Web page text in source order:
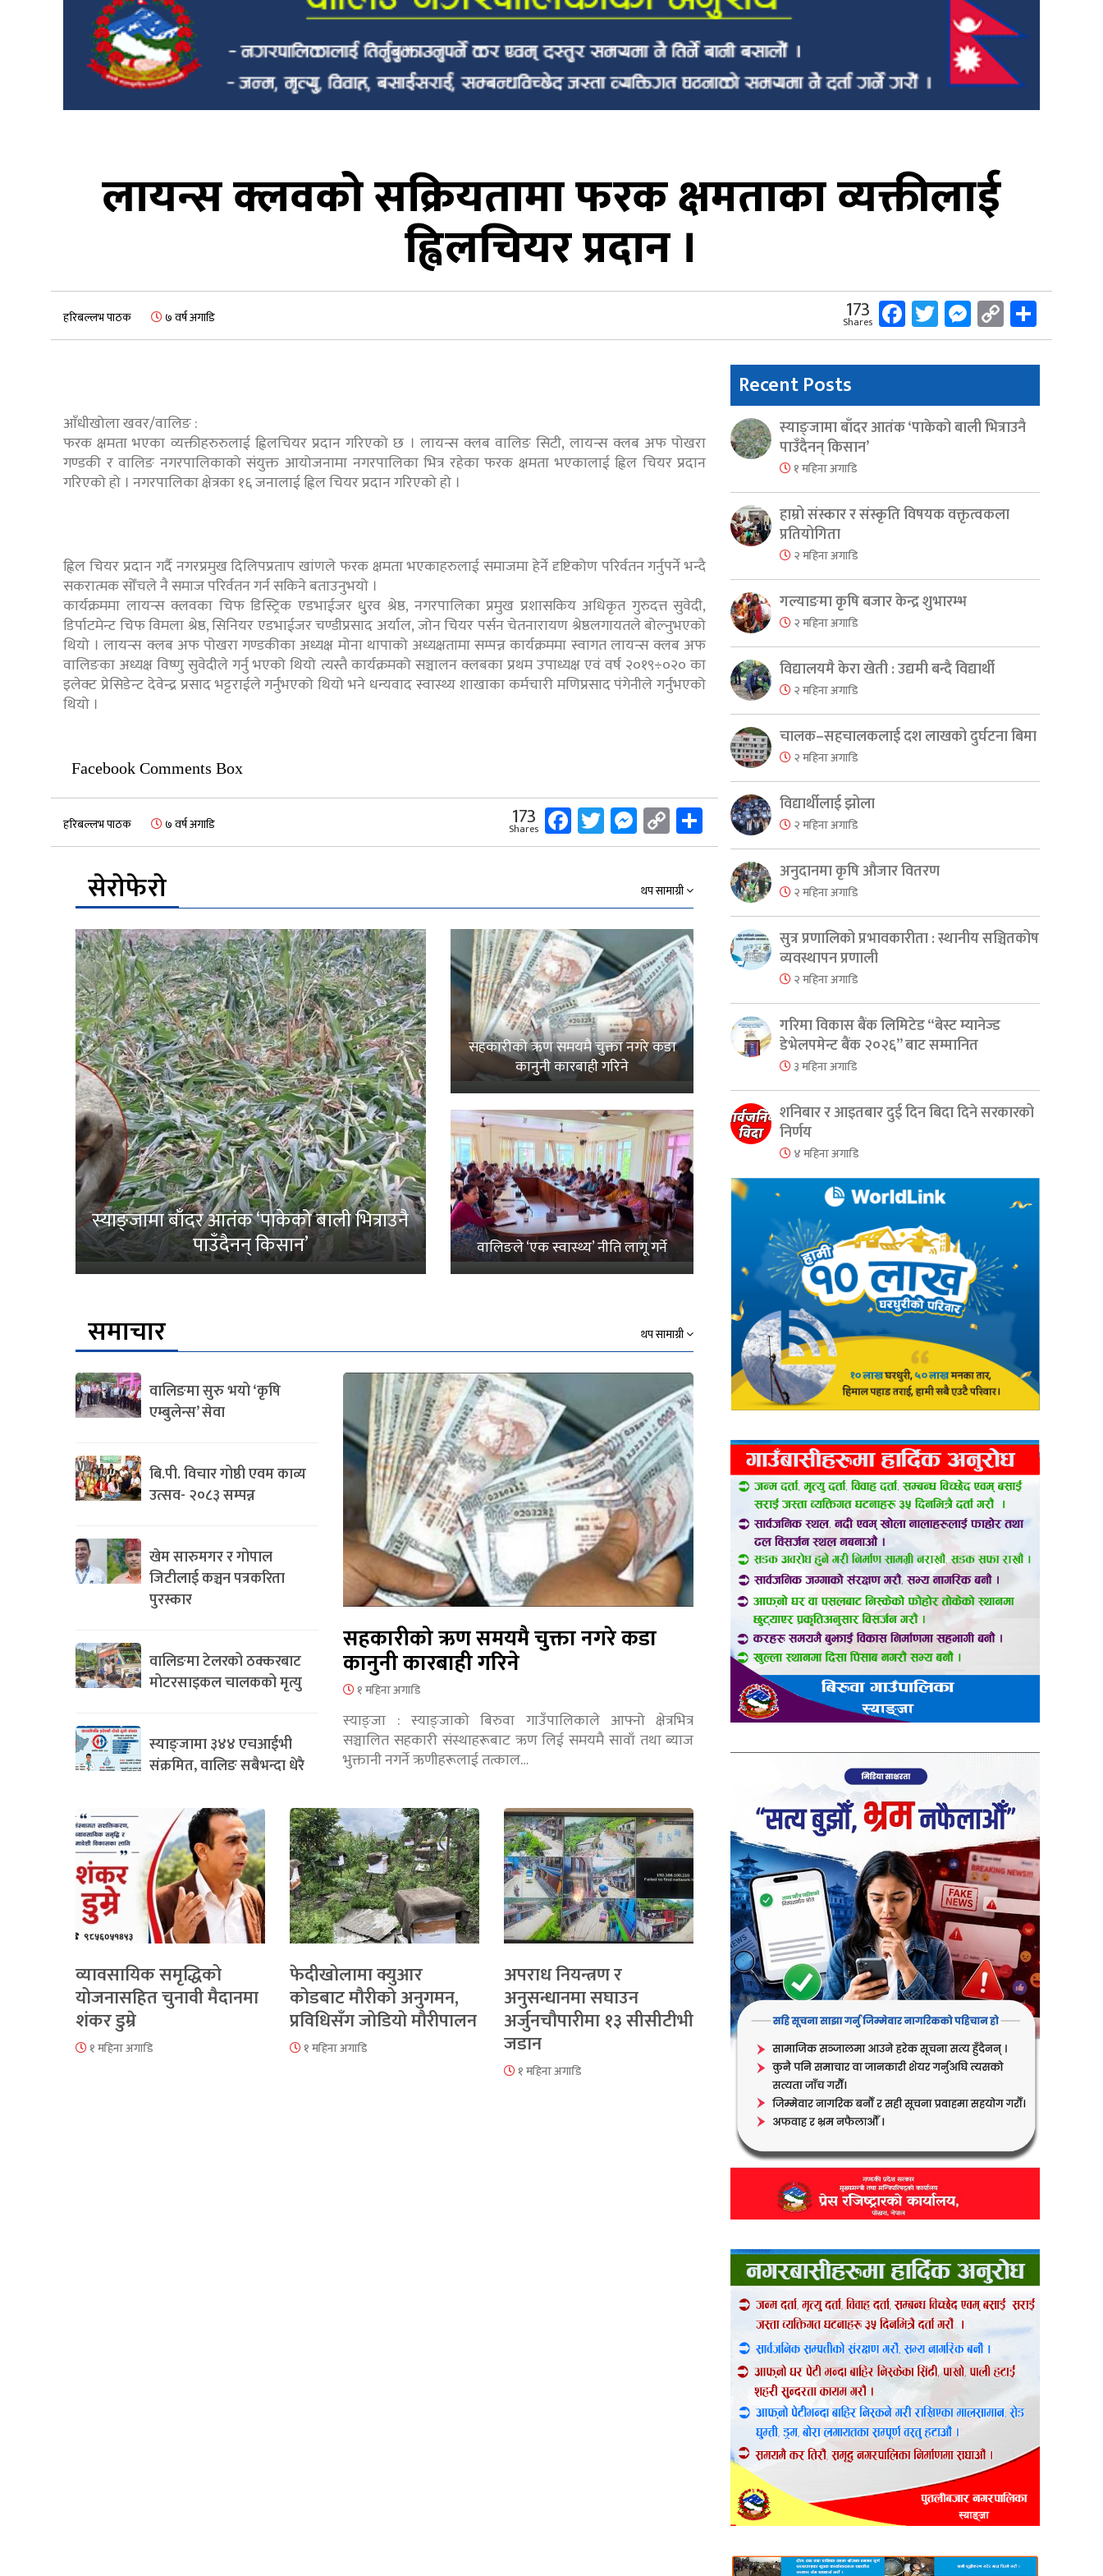
लायन्स क्लवको सक्रियतामा फरक क्षमताका व्यक्तीलाई
ह्विलचियर प्रदान ।
हरिबल्लभ पाठक ७ वर्ष अगाडि 173
Shares Facebook
Twitter
Messenger
Copy
Link
आँधीखोला खवर/वालिङ :
फरक क्षमता भएका व्यक्तीहरुरुलाई ह्विलचियर प्रदान गरिएको छ । लायन्स क्लब वालिङ सिटी, लायन्स क्लब अफ पोखरा
गण्डकी र वालिङ नगरपालिकाको संयुक्त आयोजनामा नगरपालिका भित्र रहेका फरक क्षमता भएकालाई ह्विल चियर प्रदान
गरिएको हो । नगरपालिका क्षेत्रका १६ जनालाई ह्विल चियर प्रदान गरिएको हो ।
ह्विल चियर प्रदान गर्दै नगरप्रमुख दिलिपप्रताप खांणले फरक क्षमता भएकाहरुलाई समाजमा हेर्ने दृष्टिकोण परिर्वतन गर्नुपर्ने भन्दै
सकरात्मक सोँचले नै समाज परिर्वतन गर्न सकिने बताउनुभयो ।
कार्यक्रममा लायन्स क्लवका चिफ डिस्ट्रिक एडभाईजर धु्रव श्रेष्ठ, नगरपालिका प्रमुख प्रशासकिय अधिकृत गुरुदत्त सुवेदी,
डिर्पाटमेन्ट चिफ विमला श्रेष्ठ, सिनियर एडभाईजर चण्डीप्रसाद अर्याल, जोन चियर पर्सन चेतनारायण श्रेष्ठलगायतले बोल्नुभएको
थियो । लायन्स क्लब अफ पोखरा गण्डकीका अध्यक्ष मोना थापाको अध्यक्षतामा सम्पन्न कार्यक्रममा स्वागत लायन्स क्लब अफ
वालिङका अध्यक्ष विष्णु सुवेदीले गर्नु भएको थियो त्यस्तै कार्यक्रमको सञ्चालन क्लबका प्रथम उपाध्यक्ष एवं वर्ष २०१९÷०२० का
इलेक्ट प्रेसिडेन्ट देवेन्द्र प्रसाद भट्टराईले गर्नुभएको थियो भने धन्यवाद स्वास्थ्य शाखाका कर्मचारी मणिप्रसाद पंगेनीले गर्नुभएको
थियो ।
Facebook Comments Box
हरिबल्लभ पाठक ७ वर्ष अगाडि 173
Shares Facebook
Twitter
Messenger
Copy
Link
Share
सेरोफेरो
थप सामाग्री
स्याङ्जामा बाँदर आतंक ‘पाकेको बाली भित्राउनै
पाउँदैनन् किसान’
सहकारीको ऋण समयमै चुक्ता नगरे कडा
कानुनी कारबाही गरिने
वालिङले ‘एक स्वास्थ्य’ नीति लागू गर्ने
समाचार थप सामाग्री
वालिङमा सुरु भयो ‘कृषि
एम्बुलेन्स’ सेवा
बि.पी. विचार गोष्ठी एवम काव्य
उत्सव- २०८३ सम्पन्न
खेम सारुमगर र गोपाल
जिटीलाई कञ्चन पत्रकरिता
पुरस्कार
वालिङमा टेलरको ठक्करबाट
मोटरसाइकल चालकको मृत्यु
स्याङ्जामा ३४४ एचआईभी
संक्रमित, वालिङ सबैभन्दा धेरै
सहकारीको ऋण समयमै चुक्ता नगरे कडा
कानुनी कारबाही गरिने
१ महिना अगाडि
स्याङ्जा : स्याङ्जाको बिरुवा गाउँपालिकाले आफ्नो क्षेत्रभित्र
सञ्चालित सहकारी संस्थाहरूबाट ऋण लिई समयमै सावाँ तथा ब्याज
भुक्तानी नगर्ने ऋणीहरूलाई तत्काल…
व्यावसायिक समृद्धिको
योजनासहित चुनावी मैदानमा
शंकर डुम्रे
१ महिना अगाडि
फेदीखोलामा क्युआर
कोडबाट मौरीको अनुगमन,
प्रविधिसँग जोडियो मौरीपालन
१ महिना अगाडि
अपराध नियन्त्रण र
अनुसन्धानमा सघाउन
अर्जुनचौपारीमा १३ सीसीटीभी
जडान
१ महिना अगाडि
Recent Posts
स्याङ्जामा बाँदर आतंक ‘पाकेको बाली भित्राउनै
पाउँदैनन् किसान’
१ महिना अगाडि
हाम्रो संस्कार र संस्कृति विषयक वक्तृत्वकला
प्रतियोगिता
२ महिना अगाडि
गल्याङमा कृषि बजार केन्द्र शुभारम्भ
२ महिना अगाडि
विद्यालयमै केरा खेती : उद्यमी बन्दै विद्यार्थी
२ महिना अगाडि
चालक–सहचालकलाई दश लाखको दुर्घटना बिमा
२ महिना अगाडि
विद्यार्थीलाई झोला
२ महिना अगाडि
अनुदानमा कृषि औजार वितरण
२ महिना अगाडि
सुत्र प्रणालिको प्रभावकारीता : स्थानीय सञ्चितकोष
व्यवस्थापन प्रणाली
२ महिना अगाडि
गरिमा विकास बैंक लिमिटेड “बेस्ट म्यानेज्ड
डेभेलपमेन्ट बैंक २०२६” बाट सम्मानित
३ महिना अगाडि
शनिबार र आइतबार दुई दिन बिदा दिने सरकारको
निर्णय
४ महिना अगाडि